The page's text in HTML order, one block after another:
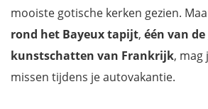
mooiste gotische kerken gezien.
rond het Bayeux tapijt, één van
kunstschatten van Frankrijk, mag
missen tijdens je autovakantie.